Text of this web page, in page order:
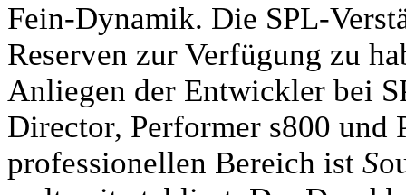
Fein-Dynamik. Die SPL-
Reserven zur Verfügung zu
Anliegen der Entwickler bei
Director, Performer s800 und
professionellen Bereich ist S